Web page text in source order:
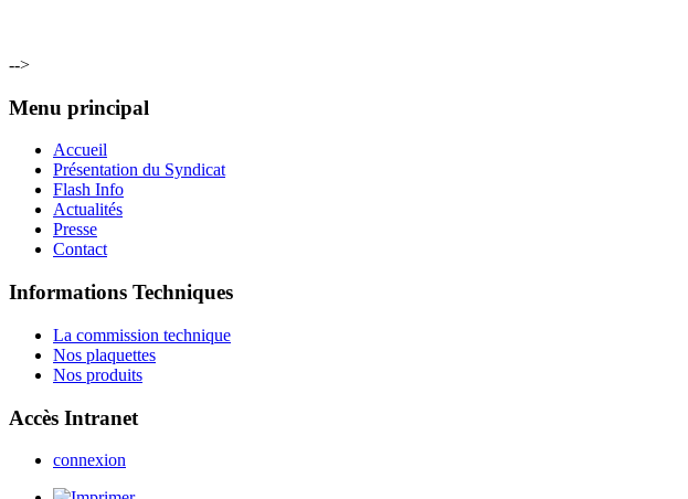
-->
Menu principal
Accueil
Présentation du Syndicat
Flash Info
Actualités
Presse
Contact
Informations Techniques
La commission technique
Nos plaquettes
Nos produits
Accès Intranet
connexion